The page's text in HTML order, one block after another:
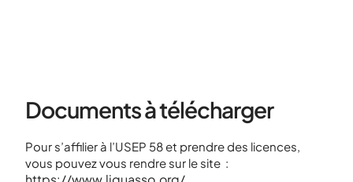
Documents à télécharger
Pour s’affilier à l’USEP 58 et prendre des licences,
vous pouvez vous rendre sur le site :